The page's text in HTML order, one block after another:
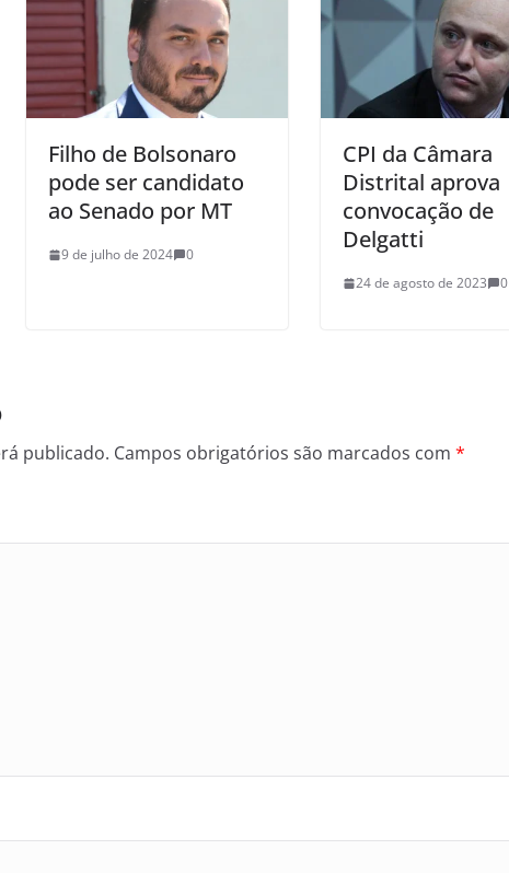
Filho de Bolsonaro
pode ser candidato
ao Senado por MT
9 de julho de 2024 0
CPI da Câmara
Distrital aprova
convocação de
Delgatti
24 de agosto de 2023 0
publicado. Campos obrigatórios são marcados com *